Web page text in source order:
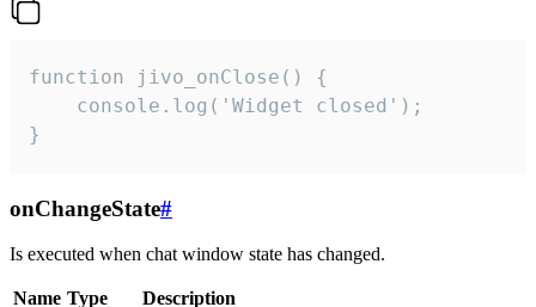
function jivo_onClose() {
    console.log('Widget closed');
}
onChangeState#
Is executed when chat window state has changed.
Name Type Description